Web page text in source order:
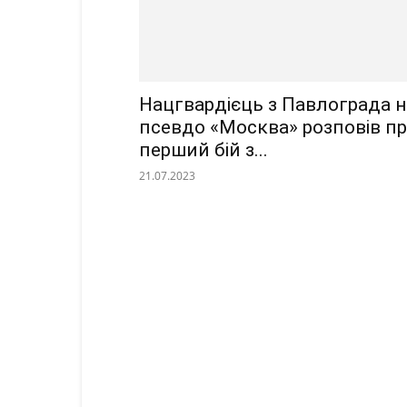
Нацгвардієць з Павлограда
псевдо «Москва» розповів
перший бій з...
21.07.2023